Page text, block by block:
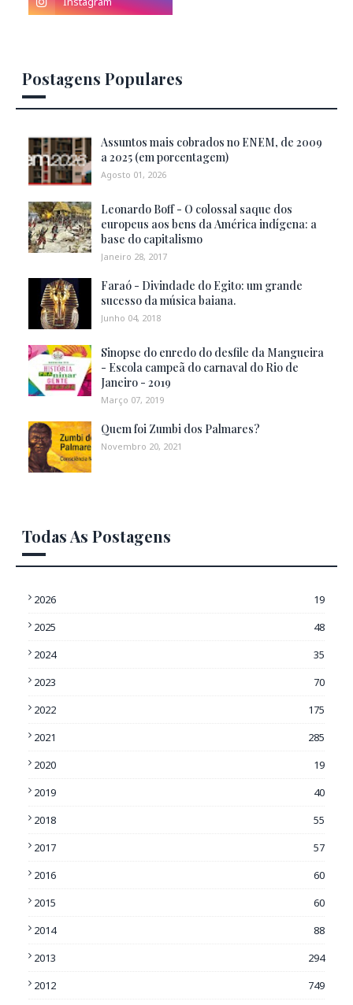
Postagens Populares
Assuntos mais cobrados no ENEM, de 2009
a 2025 (em porcentagem)
Agosto 01, 2026
Leonardo Boff - O colossal saque dos
europeus aos bens da América indígena: a
base do capitalismo
Janeiro 28, 2017
Faraó - Divindade do Egito: um grande
sucesso da música baiana.
Junho 04, 2018
Sinopse do enredo do desfile da Mangueira
- Escola campeã do carnaval do Rio de
Janeiro - 2019
Março 07, 2019
Quem foi Zumbi dos Palmares?
Novembro 20, 2021
Todas As Postagens
2026
19
2025
48
2024
35
2023
70
2022
175
2021
285
2020
19
2019
40
2018
55
2017
57
2016
60
2015
60
2014
88
2013
294
2012
749